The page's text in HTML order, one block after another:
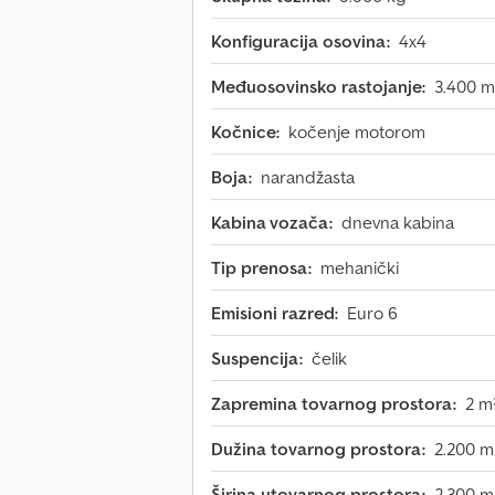
Konfiguracija osovina: 4x4
Međuosovinsko rastojanje: 3.400
Kočnice: kočenje motorom
Boja: narandžasta
Kabina vozača: dnevna kabina
Tip prenosa: mehanički
Emisioni razred: Euro 6
Suspencija: čelik
Zapremina tovarnog prostora: 2
Dužina tovarnog prostora: 2.200